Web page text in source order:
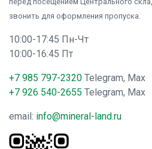
звонить для оформления пропуска.
10:00-17:45 Пн-Чт
10:00-16:45 Пт
+7 985 797-2320 Telegram, Max
+7 926 540-2655 Telegram, Max
email: info@mineral-land.ru